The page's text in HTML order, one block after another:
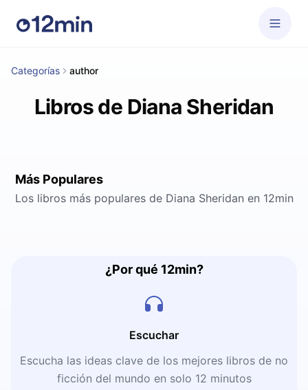
Categorías author
Libros de Diana Sheridan
Más Populares
Los libros más populares de Diana Sheridan en 12min
¿Por qué 12min?
Escuchar
Escucha las ideas clave de los mejores libros de no
ficción del mundo en solo 12 minutos